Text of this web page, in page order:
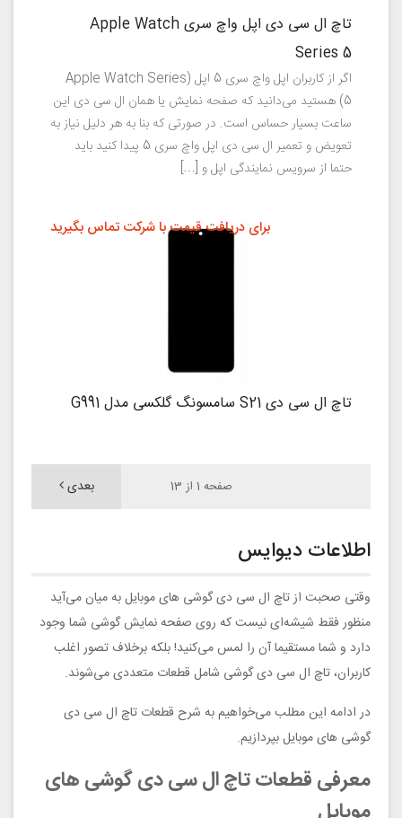
تاچ ال سی دی اپل واچ سری Apple Watch
Series 5
اگر از کاربران اپل واچ سری 5 اپل (Apple Watch Series
5) هستید می‌دانید که صفحه نمایش یا همان ال سی دی این
ساعت بسیار حساس است. در صورتی که بنا به هر دلیل نیاز به
تعویض و تعمیر ال سی دی اپل واچ سری 5 پیدا کنید باید
حتما از سرویس نمایندگی اپل و […]
تاچ ال سی دی S21 سامسونگ گلکسی مدل G991
برای دریافت قیمت با شرکت تماس بگیرید
صفحه 1 از 13 بعدی
اطلاعات دیوایس
وقتی صحبت از تاچ ال سی دی گوشی های موبایل به میان می‌آید
منظور فقط شیشه‌ای نیست که روی صفحه نمایش گوشی شما وجود
دارد و شما مستقیما آن را لمس می‌کنید! بلکه برخلاف تصور اغلب
کاربران، تاچ ال سی دی گوشی شامل قطعات متعددی می‌شوند.
در ادامه این مطلب می‌خواهیم به شرح قطعات تاچ ال سی دی
گوشی های موبایل بپردازیم.
معرفی قطعات تاچ ال سی دی گوشی های